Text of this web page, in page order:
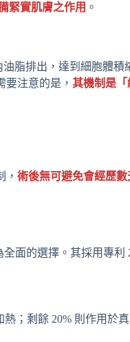
緊實肌膚之作用 。
脂排出，達到細胞體積
注意的是， 其機制是
， 術後無可避免會經歷
面的選擇。其採用專利
熱；剩餘 20% 則作用於